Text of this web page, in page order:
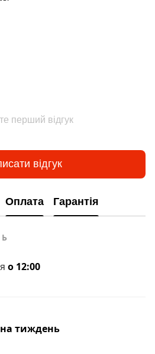
перший відгук
відгук
Оплата Гарантія
о 12:00
тиждень